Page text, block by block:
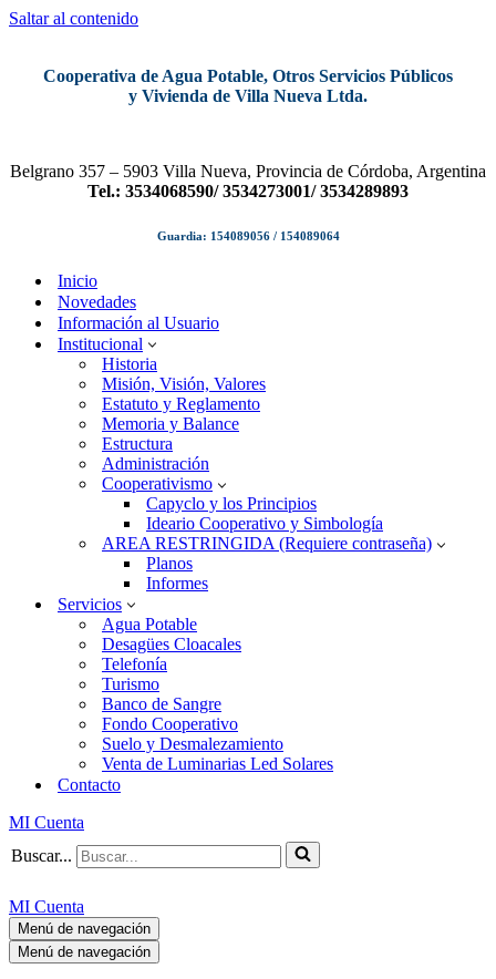
Saltar al contenido
Cooperativa de Agua Potable, Otros Servicios Públicos
y Vivienda de Villa Nueva Ltda.
Belgrano 357 – 5903 Villa Nueva, Provincia de Córdoba, Argentina
Tel.: 3534068590/ 3534273001/ 3534289893
Guardia: 154089056 / 154089064
Inicio
Novedades
Información al Usuario
Institucional
Historia
Misión, Visión, Valores
Estatuto y Reglamento
Memoria y Balance
Estructura
Administración
Cooperativismo
Capyclo y los Principios
Ideario Cooperativo y Simbología
AREA RESTRINGIDA (Requiere contraseña)
Planos
Informes
Servicios
Agua Potable
Desagües Cloacales
Telefonía
Turismo
Banco de Sangre
Fondo Cooperativo
Suelo y Desmalezamiento
Venta de Luminarias Led Solares
Contacto
MI Cuenta
Buscar...
MI Cuenta
Menú de navegación
Menú de navegación